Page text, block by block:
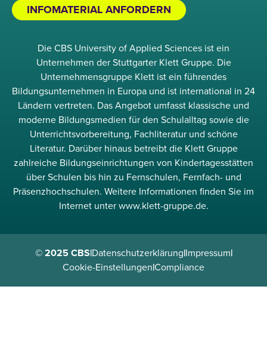
INFOMATERIAL ANFORDERN
Die CBS University of Applied Sciences ist ein
Unternehmen der Stuttgarter Klett Gruppe. Die
Unternehmensgruppe Klett ist ein führendes
Bildungsunternehmen in Europa und ist international in 24
Ländern vertreten. Das Angebot umfasst klassische und
moderne Bildungsmedien für den Schulalltag sowie die
Unterrichtsvorbereitung, Fachliteratur und schöne
Literatur. Darüber hinaus betreibt die Klett Gruppe
zahlreiche Bildungseinrichtungen von Kindertagesstätten
über Schulen bis hin zu Fernschulen, Fernfach- und
Präsenzhochschulen. Weitere Informationen finden Sie im
Internet unter www.klett-gruppe.de.
© 2025 CBS|Datenschutzerklärung|Impressum|
Cookie-Einstellungen|Compliance